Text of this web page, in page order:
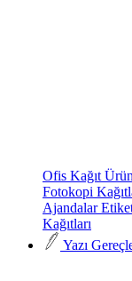
Ofis Kağıt
Fotokopi
Ajandalar
Kağıtları
Yazı